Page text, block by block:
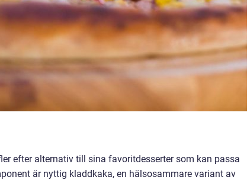
efter alternativ till sina favoritdesserter som kan passa
är nyttig kladdkaka, en hälsosammare variant av